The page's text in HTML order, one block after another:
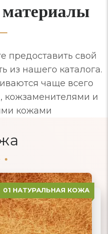
предоставить свой
из нашего каталога.
чаще всего
кожзаменителями и
кожами
01 НАТУРАЛЬНАЯ КОЖА
02 ЭКОКОЖА